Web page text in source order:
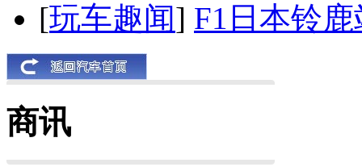
[玩车趣闻] F1日本铃
商讯